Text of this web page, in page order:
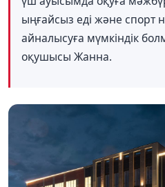
ыңғайсыз еді және
айналысуға мүмкіндік
оқушысы Жанна.